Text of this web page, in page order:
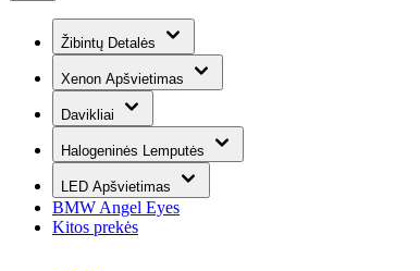
Žibintų Detalės
Xenon Apšvietimas
Davikliai
Halogeninės Lemputės
LED Apšvietimas
BMW Angel Eyes
Kitos prekės